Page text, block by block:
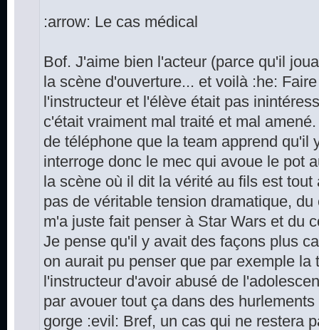
:arrow: Le cas médical
Bof. J'aime bien l'acteur (parce qu'il
la scène d'ouverture... et voilà :he:
l'instructeur et l'élève était pas
c'était vraiment mal traité et mal
de téléphone que la team apprend qu'il
interroge donc le mec qui avoue le pot
la scène où il dit la vérité au fils est
pas de véritable tension dramatique,
m'a juste fait penser à Star Wars et du
Je pense qu'il y avait des façons plus
on aurait pu penser que par exemple la
l'instructeur d'avoir abusé de
par avouer tout ça dans des
gorge :evil: Bref, un cas qui ne restera